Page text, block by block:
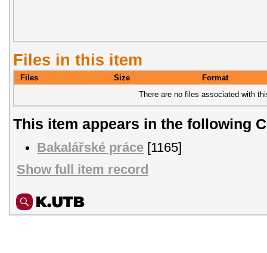
Files in this item
Files Size
Format
There are no files associated with
This item appears in the following
Bakalářské práce [1165]
Show full item record